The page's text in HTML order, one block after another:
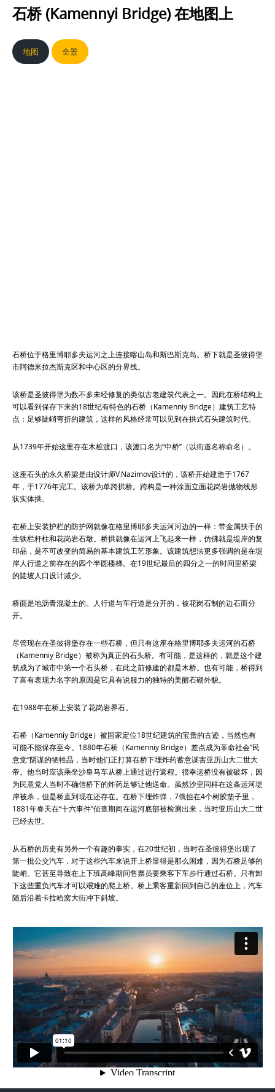
石桥 (Kamennyi Bridge)在地图上
地图 全景
石桥位于格里博耶多夫运河之上连接喀山岛和斯巴斯克岛。桥下就是圣彼得堡
市阿德米拉杰斯克区和中心区的分界线。
该桥是圣彼得堡为数不多未经修复的类似古老建筑代表之一。因此在桥结构上
可以看到保存下来的18世纪有特色的石桥（Kamenniy Bridge）建筑工艺特
点：足够陡峭弯折的建筑，这样的风格经常可以见到在拱式石头建筑时代。
从1739年开始这里存在木桩渡口，该渡口名为“中桥”（以街道名称命名）。
这座石头的永久桥梁是由设计师V.Nazimov设计的，该桥开始建造于1767
年，于1776年完工。该桥为单跨拱桥。跨构是一种涂面立面花岗岩抛物线形
状实体拱。
在桥上安装护栏的防护网就像在格里博耶多夫运河河边的一样：带金属扶手的
生铁栏杆柱和花岗岩石墩。桥拱就像在运河上飞起来一样，仿佛就是堤岸的复
印品，是不可改变的简易的基本建筑工艺形象。该建筑想法更多强调的是在堤
岸人行道之前存在的四个半圆楼梯。在19世纪最后的四分之一的时间里桥梁
的陡坡人口设计减少。
桥面是地沥青混凝土的。人行道与车行道是分开的，被花岗石制的边石而分
开。
尽管现在在圣彼得堡存在一些石桥，但只有这座在格里博耶多夫运河的石桥
（Kamenniy Bridge）被称为真正的石头桥。有可能，是这样的，就是这个建
筑成为了城市中第一个石头桥，在此之前修建的都是木桥。也有可能，桥得到
了富有表现力名字的原因是它具有说服力的独特的美丽石砌外貌。
在1988年在桥上安装了花岗岩界石。
石桥（Kamenniy Bridge）被国家定位18世纪建筑的宝贵的古迹，当然也有
可能不能保存至今。1880年石桥（Kamenniy Bridge）差点成为革命社会”民
意党”阴谋的牺牲品，当时他们正打算在桥下埋炸药蓄意谋害亚历山大二世大
帝。他当时应该乘坐沙皇马车从桥上通过进行返程。很幸运桥没有被破坏，因
为民意党人当时不确信桥下的炸药足够让他送命。虽然沙皇同样在这条运河堤
岸被杀，但是桥直到现在还存在。在桥下埋炸弹，7俄担在4个树胶垫子里，
1881年春天在“十六事件”侦查期间在运河底部被检测出来，当时亚历山大二世
已经去世。
从石桥的历史有另外一个有趣的事实，在20世纪初，当时在圣彼得堡出现了
第一批公交汽车，对于这些汽车来说开上桥显得是那么困难，因为石桥足够的
陡峭。它甚至导致在上下班高峰期间售票员要乘客下车步行通过石桥。只有卸
下这些重负汽车才可以艰难的爬上桥。桥上乘客重新回到自己的座位上，汽车
随后沿着卡拉哈窝大街冲下斜坡。